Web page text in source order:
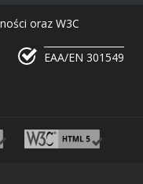
oraz W3C
EAA/EN 301549